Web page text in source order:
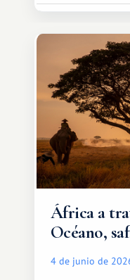
espacio para
especial por
qué ser algo
cálido y
África a
Océano,
4 de junio de